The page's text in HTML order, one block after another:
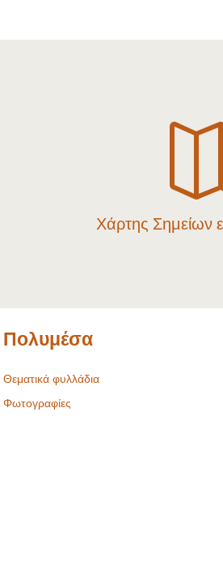
Χάρτης Σημείων
Πολυμέσα
Θεματικά φυλλάδια
Φωτογραφίες